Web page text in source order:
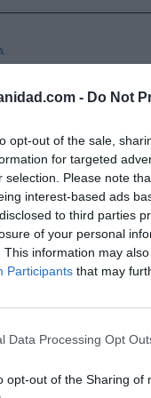
- Do Not
opt-out of the sale,
for targeted
selection. Please note
interest-based ads
to third parties
of your personal
This information may
Participants that may
Data Processing Opt
opt-out of the Sharing of
intensifica la
“Es casi
y el
08/26 06:00